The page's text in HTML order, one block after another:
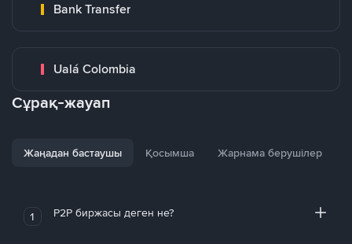
Bank Transfer
Ualá Colombia
Сұрақ-жауап
Жаңадан бастаушы Қосымша Жарнама берушілер
1 P2P биржасы деген не?